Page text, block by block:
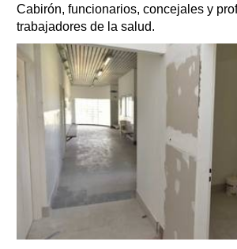
Cabirón, funcionarios, concejales y
trabajadores de la salud.